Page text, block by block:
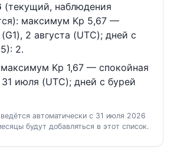
(текущий, наблюдения
максимум Kp 5,67 —
2 августа (UTC); дней с
2.
Kp 1,67 — спокойная
июля (UTC); дней с бурей
автоматически с 31 июля 2026
будут добавляться в этот список.